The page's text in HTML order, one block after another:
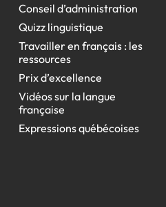
Conseil d’administration
Quizz linguistique
Travailler en français : les
ressources
Prix d’excellence
Vidéos sur la langue
française
Expressions québécoises